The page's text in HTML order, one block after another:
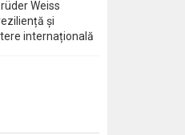
Weiss
și
internațională